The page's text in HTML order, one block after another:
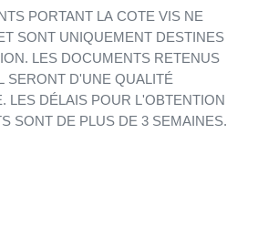
PORTANT LA COTE VIS NE
SONT UNIQUEMENT DESTINES
LES DOCUMENTS RETENUS
SERONT D'UNE QUALITÉ
LES DÉLAIS POUR L'OBTENTION
SONT DE PLUS DE 3 SEMAINES.